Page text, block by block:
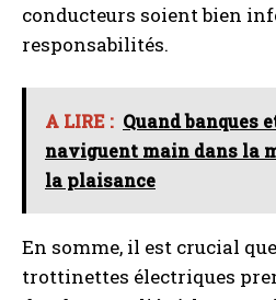
conducteurs soient bien
responsabilités.
A LIRE : Quand banques
naviguent main dans la
la plaisance
En somme, il est crucial
trottinettes électriques